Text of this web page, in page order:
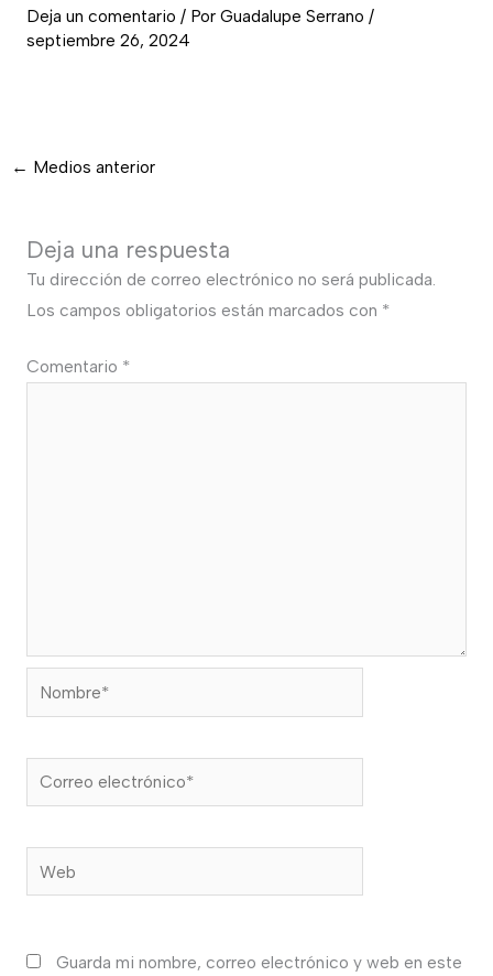
Deja un comentario / Por Guadalupe Serrano /
septiembre 26, 2024
← Medios anterior
Deja una respuesta
Tu dirección de correo electrónico no será publicada.
Los campos obligatorios están marcados con *
Comentario *
Nombre*
Correo
electrónico*
Web
Guarda mi nombre, correo electrónico y web en este